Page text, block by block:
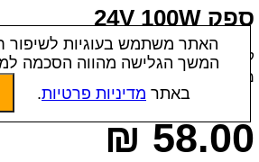
ספק 24V 100W
קטגוריות:אביזרים|שנאים, ספקים
מק״ט:
3168
58.00
₪
האתר משתמש בעוגיות לשיפור
המשך הגלישה מהווה הסכמה
באתר מדיניות פרטיות.